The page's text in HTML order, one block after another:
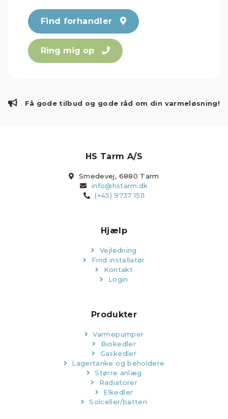
Find forhandler
Ring mig op
Få gode tilbud og gode råd om din varmeløsning!
HS Tarm A/S
Smedevej, 6880 Tarm
info@hstarm.dk
(+45) 9737 1511
Hjælp
Vejledning
Find installatør
Kontakt
Login
Produkter
Varmepumper
Biokedler
Gaskedler
Lagertanke og beholdere
Større anlæg
Radiatorer
Elkedler
Solceller/batteri